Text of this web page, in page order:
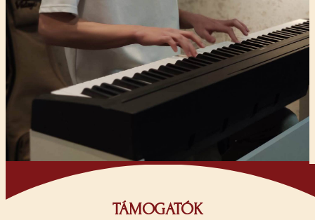
TÁMOGATÓK